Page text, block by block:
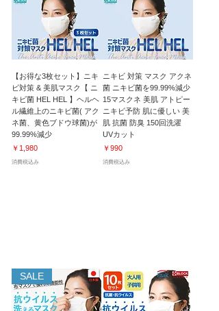
【お得な3枚セット】ニキ
ビ対策 & 美肌マスク【 ニ
キビ菌 HEL HEL 】ヘルヘ
ル繊維上のニキビ菌( アク
ネ菌、黄色ブドウ球菌)が
99.99%減少
価格
￥1,980
消費税込み
ニキビ 対策 マスク アクネ
菌 ニキビ菌を99.99%減少
15マスクネ 美肌 アトピー
ニキビ予防 肌に優しい 美
肌 抗菌 防臭 150回洗濯
UVカット
価格
￥990
消費税込み
SALE